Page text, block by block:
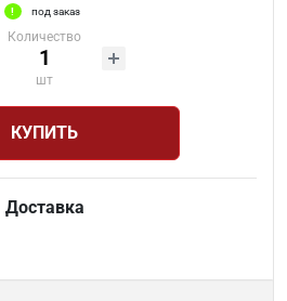
под заказ
Количество
шт
КУПИТЬ
Доставка